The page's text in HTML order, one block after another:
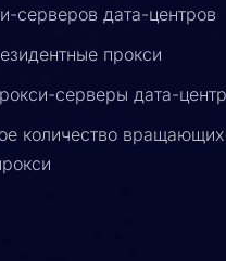
прокси
серверов дата-центров
прокси
серверы дата-
количество